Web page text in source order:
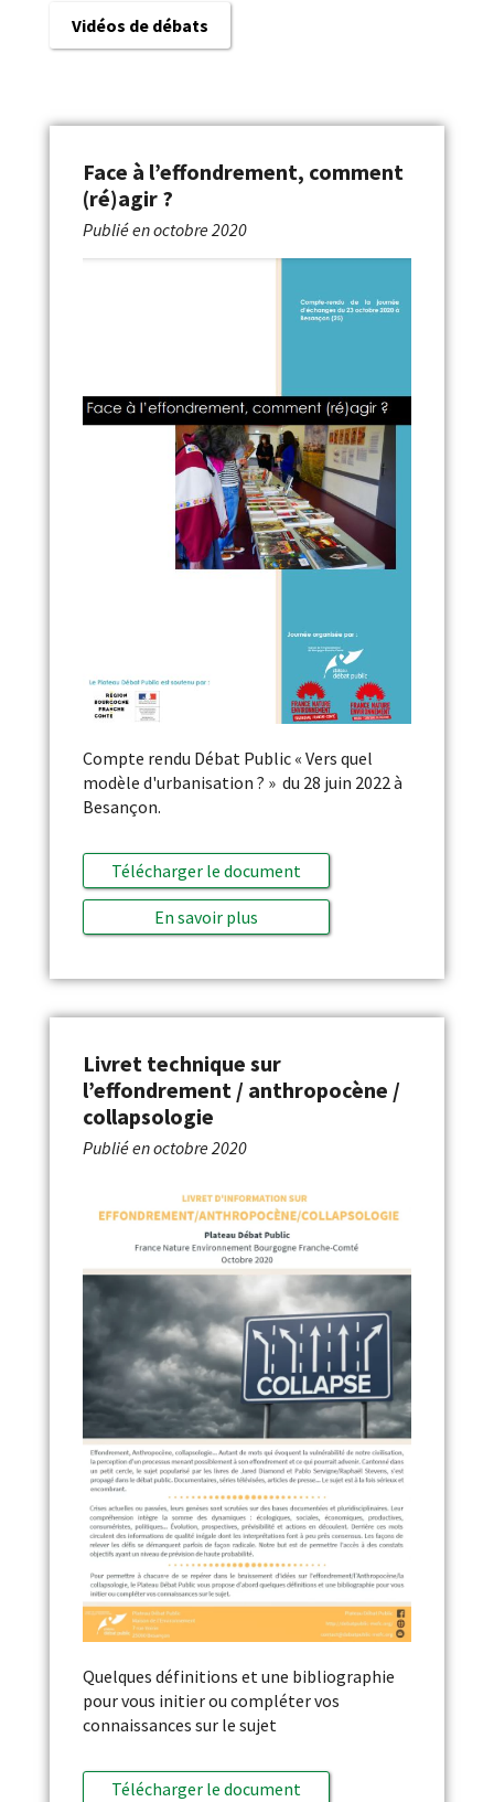
Vidéos de débats
Face à l’effondrement, comment
(ré)agir ?
Publié enoctobre 2020
Compte rendu Débat Public « Vers quel
modèle d'urbanisation ? » du 28 juin 2022 à
Besançon.
Télécharger le document
En savoir plus
Livret technique sur
l’effondrement / anthropocène /
collapsologie
Publié enoctobre 2020
Quelques définitions et une bibliographie
pour vous initier ou compléter vos
connaissances sur le sujet
Télécharger le document